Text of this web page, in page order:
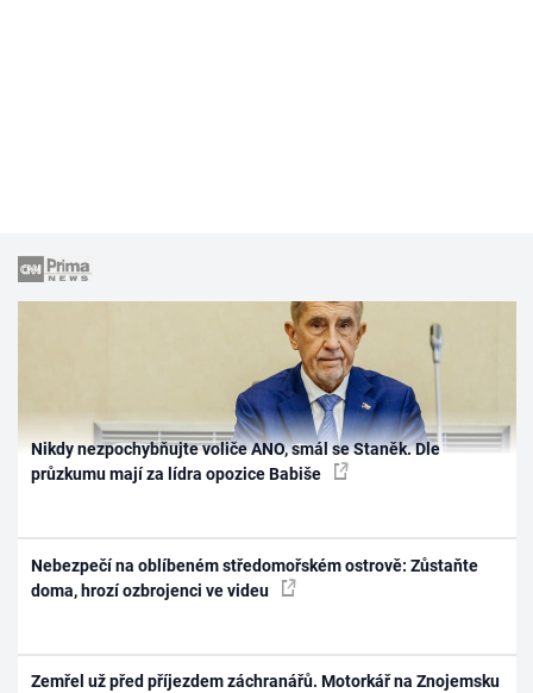
Nikdy nezpochybňujte voliče ANO, smál se Staněk. Dle
průzkumu mají za lídra opozice Babiše
Nebezpečí na oblíbeném středomořském ostrově: Zůstaňte
doma, hrozí ozbrojenci ve videu
Zemřel už před příjezdem záchranářů. Motorkář na Znojemsku